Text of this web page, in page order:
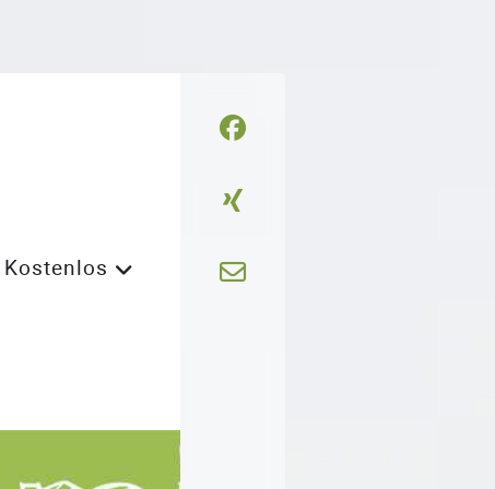
Kostenlos